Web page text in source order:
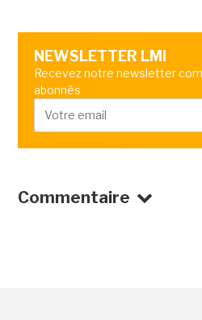
NEWSLETTER LMI
Recevez notre newsletter
abonnés
Commentaire